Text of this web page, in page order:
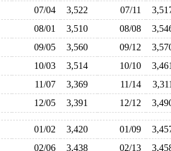
07/04 3,522 07/11
08/01 3,510 08/08
09/05 3,560 09/12
10/03 3,514 10/10
11/07 3,369 11/14
12/05 3,391 12/12
01/02 3,420 01/09
02/06 3,438 02/13